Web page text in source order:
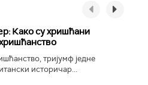
Како су хришћани
тријумф једне
историчар...